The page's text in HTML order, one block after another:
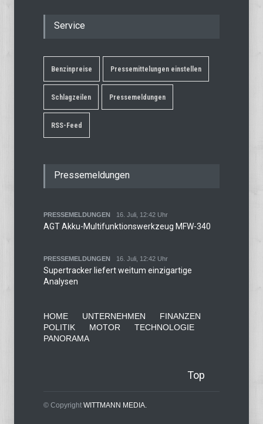
Service
Benzinpreise Pressemittelungen einstellen
Schlagzeilen Pressemeldungen
RSS-Feed
Pressemeldungen
PRESSEMELDUNGEN 16. Juli, 12:42 Uhr
AGT Akku-Multifunktionswerkzeug MFW-340
PRESSEMELDUNGEN 16. Juli, 12:42 Uhr
Supertracker liefert weitum einzigartige
Analysen
HOME UNTERNEHMEN
FINANZEN
POLITIK
MOTOR
TECHNOLOGIE
PANORAMA
Top
© Copyright WITTMANN MEDIA.